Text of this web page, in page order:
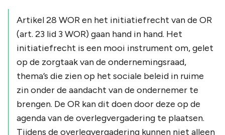
Artikel 28 WOR en het initiatiefrecht van de OR
(art. 23 lid 3 WOR) gaan hand in hand. Het
initiatiefrecht is een mooi instrument om, gelet
op de zorgtaak van de ondernemingsraad,
thema’s die zien op het sociale beleid in ruime
zin onder de aandacht van de ondernemer te
brengen. De OR kan dit doen door deze op de
agenda van de overlegvergadering te plaatsen.
Tijdens de overlegvergadering kunnen niet alleen